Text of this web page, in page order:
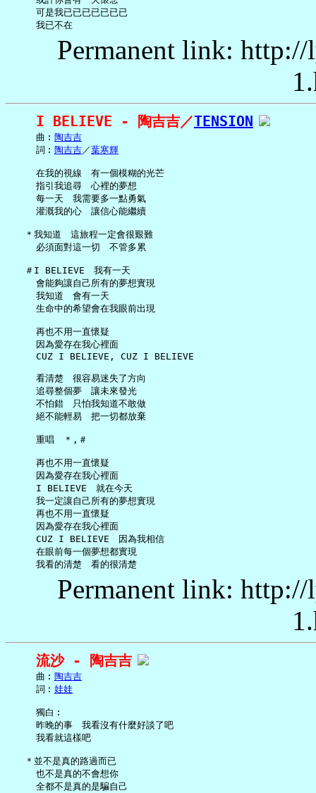
     可是我已已已已已已已
Permanent link:
I BELIEVE - 陶吉吉／TENSION
     曲︰
陶吉吉
     詞︰
陶吉吉／葉寒輝
     在我的視線　有一個模糊的光芒
     指引我追尋　心裡的夢想
     每一天　我需要多一點勇氣
     灌溉我的心　讓信心能繼續
   ＊我知道　這旅程一定會很艱難
     必須面對這一切　不管多累
   ＃I BELIEVE　我有一天
     會能夠讓自己所有的夢想實現
     我知道　會有一天
     生命中的希望會在我眼前出現
     再也不用一直懷疑
     因為愛存在我心裡面
     CUZ I BELIEVE, CUZ I BELIEVE
     看清楚　很容易迷失了方向
     追尋整個夢　讓未來發光
     不怕錯　只怕我知道不敢做
     絕不能輕易　把一切都放棄
     重唱　＊,＃
     再也不用一直懷疑
     因為愛存在我心裡面
     I BELIEVE　就在今天
     我一定讓自己所有的夢想實現
     再也不用一直懷疑
     因為愛存在我心裡面
     CUZ I BELIEVE　因為我相信
     在眼前每一個夢想都實現
Permanent link:
流沙 - 陶吉吉
     曲︰
陶吉吉
     詞︰
娃娃
     獨白︰
     昨晚的事　我看沒有什麼好談了吧
     我看就這樣吧
   ＊並不是真的路過而已
     也不是真的不會想你
     全都不是真的是騙自己